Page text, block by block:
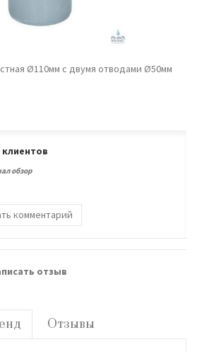
Ø110мм с двумя отводами Ø50мм
обзор
комментарий
отзыв
Отзывы